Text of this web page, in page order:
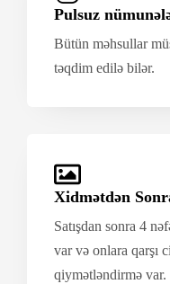
Pulsuz
Bütün məhsullar
təqdim edilə bilər.
Xidmətdən
Satışdan sonra 4
var və onlara qarşı
qiymətləndirmə